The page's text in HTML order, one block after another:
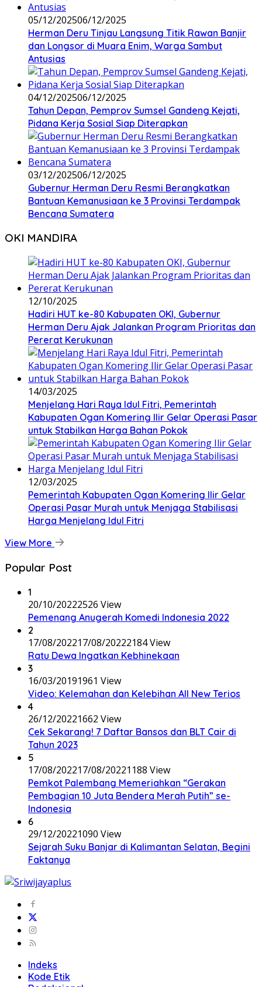
05/12/202506/12/2025
Herman Deru Tinjau Langsung Titik Rawan Banjir
dan Longsor di Muara Enim, Warga Sambut
Antusias
04/12/202506/12/2025
Tahun Depan, Pemprov Sumsel Gandeng Kejati,
Pidana Kerja Sosial Siap Diterapkan
03/12/202506/12/2025
Gubernur Herman Deru Resmi Berangkatkan
Bantuan Kemanusiaan ke 3 Provinsi Terdampak
Bencana Sumatera
OKI MANDIRA
12/10/2025
Hadiri HUT ke-80 Kabupaten OKI, Gubernur
Herman Deru Ajak Jalankan Program Prioritas dan
Pererat Kerukunan
14/03/2025
Menjelang Hari Raya Idul Fitri, Pemerintah
Kabupaten Ogan Komering Ilir Gelar Operasi Pasar
untuk Stabilkan Harga Bahan Pokok
12/03/2025
Pemerintah Kabupaten Ogan Komering Ilir Gelar
Operasi Pasar Murah untuk Menjaga Stabilisasi
Harga Menjelang Idul Fitri
View More
Popular Post
1
20/10/20222526 View
Pemenang Anugerah Komedi Indonesia 2022
2
17/08/202217/08/20222184 View
Ratu Dewa Ingatkan Kebhinekaan
3
16/03/20191961 View
Video: Kelemahan dan Kelebihan All New Terios
4
26/12/20221662 View
Cek Sekarang! 7 Daftar Bansos dan BLT Cair di
Tahun 2023
5
17/08/202217/08/20221188 View
Pemkot Palembang Memeriahkan “Gerakan
Pembagian 10 Juta Bendera Merah Putih” se-
Indonesia
6
29/12/20221090 View
Sejarah Suku Banjar di Kalimantan Selatan, Begini
Faktanya
Indeks
Kode Etik